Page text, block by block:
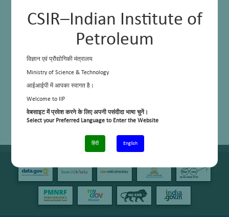
CSIR–Indian Institute of
Petroleum
विज्ञान एवं प्रौद्योगिकी मंत्रालय
Ministry of Science & Technology
आईआईपी में आपका स्वागत है।
Welcome to IIP
वेबसाइट में प्रवेश करने के लिए अपनी पसंदीदा भाषा चुनें।
Select your Preferred Language to Enter the Website
हिंदी English